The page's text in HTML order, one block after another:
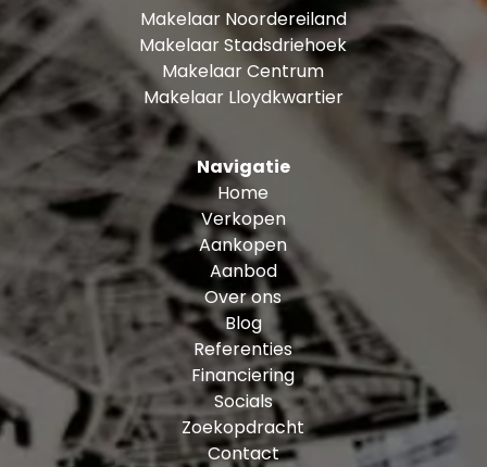
Makelaar Noordereiland
Makelaar Stadsdriehoek
Makelaar Centrum
Makelaar Lloydkwartier
Navigatie
Home
Verkopen
Aankopen
Aanbod
Over ons
Blog
Referenties
Financiering
Socials
Zoekopdracht
Contact